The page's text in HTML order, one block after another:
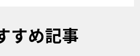
すめ記事